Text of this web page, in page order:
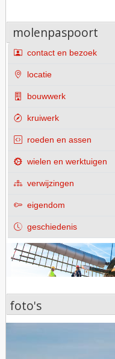
molenpaspoort
contact en bezoek
locatie
bouwwerk
kruiwerk
roeden en assen
wielen en werktuigen
verwijzingen
eigendom
geschiedenis
foto's